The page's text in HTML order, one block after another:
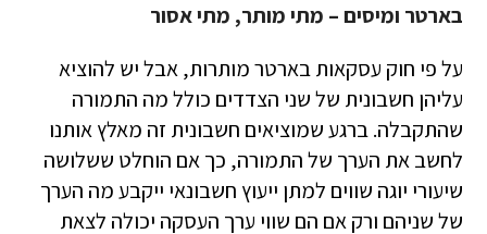
בארטר ומיסים – מתי מותר, מתי אסור
על פי חוק עסקאות בארטר מותרות, אבל יש להוציא
עליהן חשבונית של שני הצדדים כולל מה התמורה
שהתקבלה. ברגע שמוציאים חשבונית זה מאלץ אותנו
לחשב את הערך של התמורה, כך אם הוחלט ששלושה
שיעורי יוגה שווים למתן ייעוץ חשבונאי ייקבע מה הערך
של שניהם ורק אם הם שווי ערך העסקה יכולה לצאת